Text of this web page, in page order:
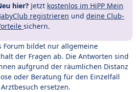
hier? Jetzt kostenlos im HiPP Mein
registrieren und deine Club-
sichern.
Forum bildet nur allgemeine
der Fragen ab. Die Antworten sind
aufgrund der räumlichen Distanz
oder Beratung für den Einzelfall
ersetzen.